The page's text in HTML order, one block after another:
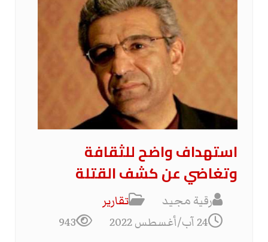
استهداف واضح للثقافة
وتغاضي عن كشف القتلة
رقية مجيد
تقارير
24 آب/أغسطس 2022
943